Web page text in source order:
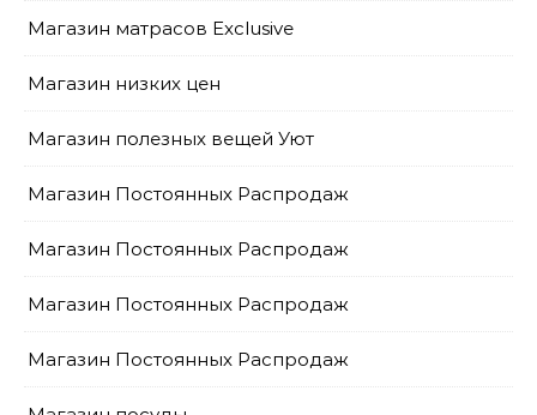
Магазин матрасов Exclusive
Магазин низких цен
Магазин полезных вещей Уют
Магазин Постоянных Распродаж
Магазин Постоянных Распродаж
Магазин Постоянных Распродаж
Магазин Постоянных Распродаж